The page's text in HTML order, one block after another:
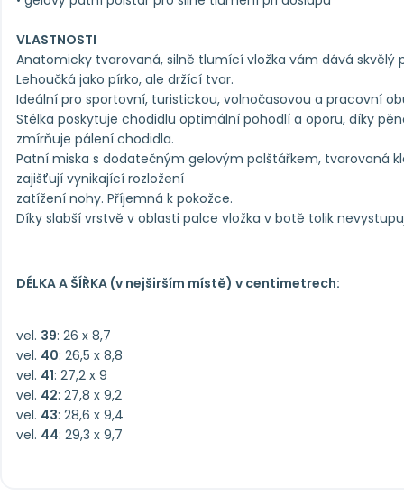
VLASTNOSTI
Anatomicky tvarovaná, silně tlumící vložka vám dává skvělý
Lehoučká jako pírko, ale držící tvar.
Ideální pro sportovní, turistickou, volnočasovou a pracovní
Stélka poskytuje chodidlu optimální pohodlí a oporu, díky
zmírňuje pálení chodidla.
Patní miska s dodatečným gelovým polštářkem, tvarovaná
zajišťují vynikající rozložení
zatížení nohy. Příjemná k pokožce.
Díky slabší vrstvě v oblasti palce vložka v botě tolik
DÉLKA A ŠÍŘKA (v nejširším místě) v centimetrech:
vel. 39: 26 x 8,7
vel. 40: 26,5 x 8,8
vel. 41: 27,2 x 9
vel. 42: 27,8 x 9,2
vel. 43: 28,6 x 9,4
vel. 44: 29,3 x 9,7